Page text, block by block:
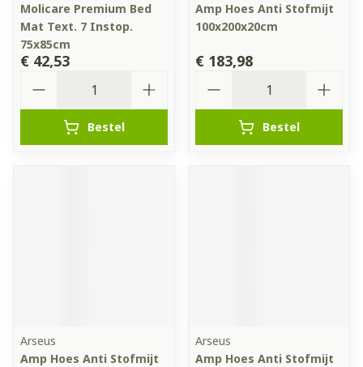
Molicare Premium Bed
Mat Text. 7 Instop.
75x85cm
€ 42,53
Bestel
Amp Hoes Anti Stofmijt
100x200x20cm
€ 183,98
Bestel
Arseus
Amp Hoes Anti Stofmijt
Arseus
Amp Hoes Anti Stofmijt